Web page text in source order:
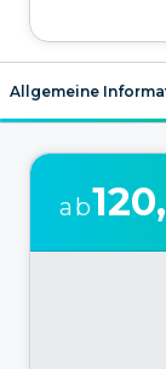
Allgemeine
ab